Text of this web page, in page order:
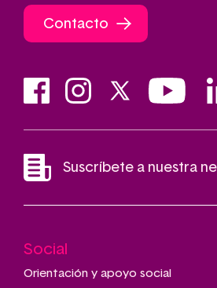
Contacto
Suscríbete a nuestra
Main
navigation
Social
Orientación y apoyo social